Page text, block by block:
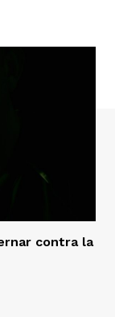
contra la